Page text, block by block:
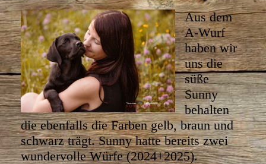
Aus dem
A-Wurf
haben wir
uns die
süße
Sunny
behalten
die ebenfalls die Farben gelb, braun und
schwarz trägt. Sunny hatte bereits zwei
wundervolle Würfe (2024+2025).